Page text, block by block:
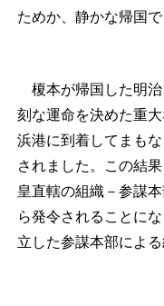
ためか、静かな帰国で
榎本が帰国した明治
刻な運命を決めた重
浜港に到着してまも
されました。この結
皇直轄の組織－参謀
ら発令されることに
立した参謀本部によ